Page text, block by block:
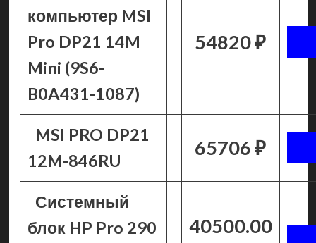
компьютер MSI
Pro DP21 14M
Mini (9S6-
B0A431-1087)
54820 ₽
MSI PRO DP21
12M-846RU
65706 ₽
Системный
блок HP Pro 290
40500.00